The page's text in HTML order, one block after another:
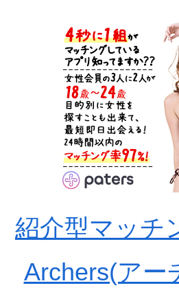
紹介型マッチ
Archers(アー